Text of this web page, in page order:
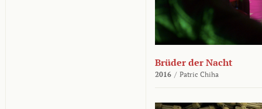
Brüder der Nacht
2016 / Patric Chiha